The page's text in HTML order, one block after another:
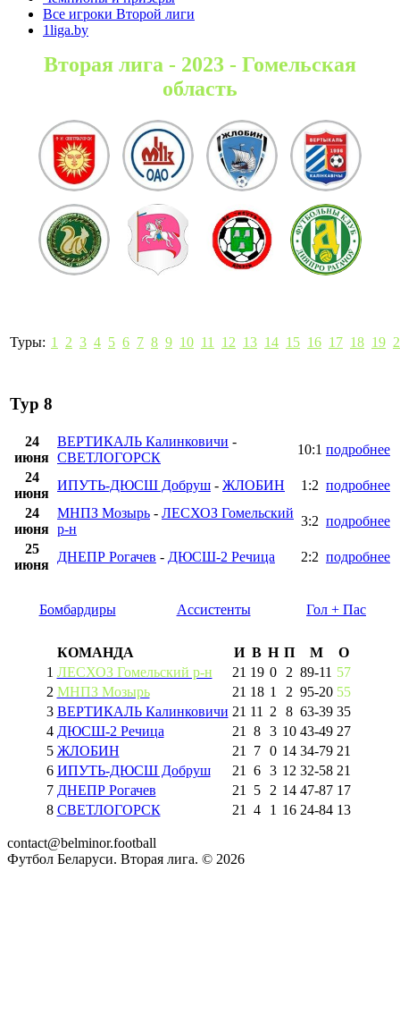
Все игроки Второй лиги
1liga.by
Вторая лига - 2023 - Гомельская
область
Туры: 1 2 3 4 5 6 7 8 9 10 11 12 13 14 15 16 17 18 19
Тур 8
24
июня
ВЕРТИКАЛЬ Калинковичи -
СВЕТЛОГОРСК
10:1 подробнее
24
июня
ИПУТЬ-ДЮСШ Добруш - ЖЛОБИН 1:2 подробнее
24
июня
МНПЗ Мозырь - ЛЕСХОЗ Гомельский
р-н
3:2 подробнее
25
июня
ДНЕПР Рогачев - ДЮСШ-2 Речица 2:2 подробнее
Бомбардиры Ассистенты Гол + Пас
КОМАНДА И В Н П М
О
1 ЛЕСХОЗ Гомельский р-н 21 19 0 2 89-11 57
2 МНПЗ Мозырь 21 18 1 2 95-20 55
3 ВЕРТИКАЛЬ Калинковичи 21 11 2 8 63-39 35
4 ДЮСШ-2 Речица 21 8 3 10 43-49 27
5 ЖЛОБИН 21 7 0 14 34-79 21
6 ИПУТЬ-ДЮСШ Добруш 21 6 3 12 32-58 21
7 ДНЕПР Рогачев 21 5 2 14 47-87 17
8 СВЕТЛОГОРСК 21 4 1 16 24-84 13
contact@belminor.football
Футбол Беларуси. Вторая лига. © 2026